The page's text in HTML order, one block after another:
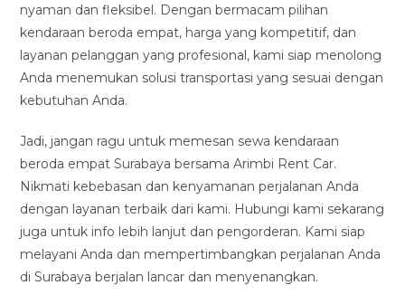
nyaman dan fleksibel. Dengan bermacam pilihan
kendaraan beroda empat, harga yang kompetitif, dan
layanan pelanggan yang profesional, kami siap menolong
Anda menemukan solusi transportasi yang sesuai dengan
kebutuhan Anda.
Jadi, jangan ragu untuk memesan sewa kendaraan
beroda empat Surabaya bersama Arimbi Rent Car.
Nikmati kebebasan dan kenyamanan perjalanan Anda
dengan layanan terbaik dari kami. Hubungi kami sekarang
juga untuk info lebih lanjut dan pengorderan. Kami siap
melayani Anda dan mempertimbangkan perjalanan Anda
di Surabaya berjalan lancar dan menyenangkan.